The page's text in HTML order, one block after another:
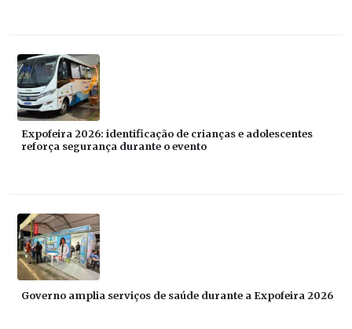
Expofeira 2026: identificação de crianças e adolescentes
reforça segurança durante o evento
Governo amplia serviços de saúde durante a Expofeira 2026